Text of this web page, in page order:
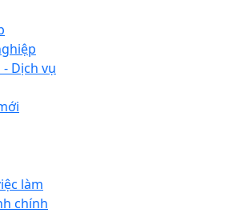
Dịch vụ
làm
chính